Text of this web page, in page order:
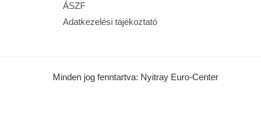
ÁSZF
Adatkezelési tájékoztató
Minden jog fenntartva: Nyitray Euro-Center